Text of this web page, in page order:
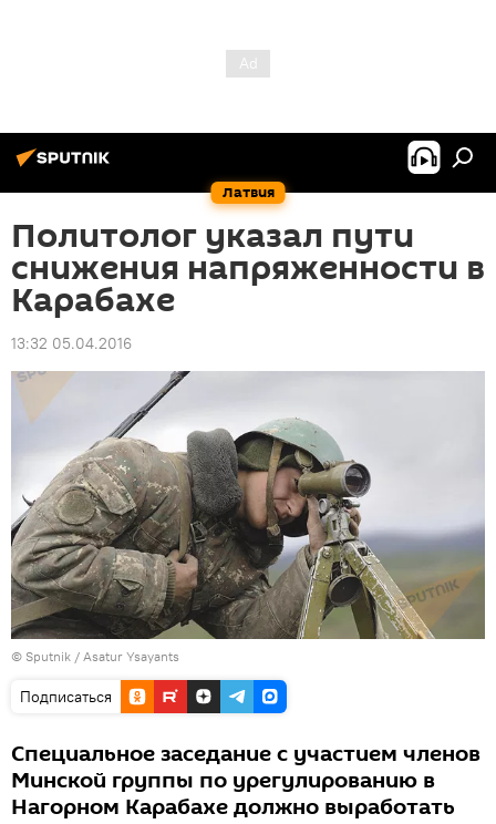
Латвия
Политолог указал пути
снижения напряженности в
Карабахе
13:32 05.04.2016
© Sputnik / Asatur Ysayants
Подписаться
Специальное заседание с участием членов
Минской группы по урегулированию в
Нагорном Карабахе должно выработать